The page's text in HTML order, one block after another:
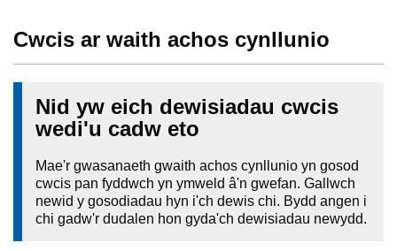
Cwcis ar waith achos cynllunio
Nid yw eich dewisiadau cwcis
wedi'u cadw eto
Mae'r gwasanaeth gwaith achos cynllunio yn gosod
cwcis pan fyddwch yn ymweld â'n gwefan. Gallwch
newid y gosodiadau hyn i'ch dewis chi. Bydd angen i
chi gadw'r dudalen hon gyda'ch dewisiadau newydd.